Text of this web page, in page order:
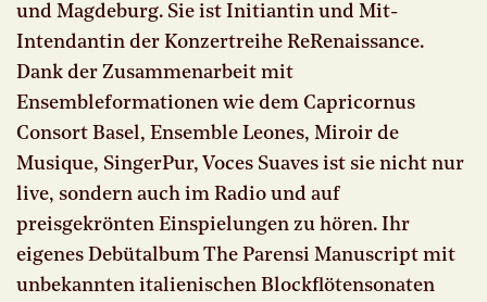
und Magdeburg. Sie ist Initiantin und Mit-
Intendantin der Konzertreihe ReRenaissance.
Dank der Zusammenarbeit mit
Ensembleformationen wie dem Capricornus
Consort Basel, Ensemble Leones, Miroir de
Musique, SingerPur, Voces Suaves ist sie nicht nur
live, sondern auch im Radio und auf
preisgekrönten Einspielungen zu hören. Ihr
eigenes Debütalbum The Parensi Manuscript mit
unbekannten italienischen Blockflötensonaten